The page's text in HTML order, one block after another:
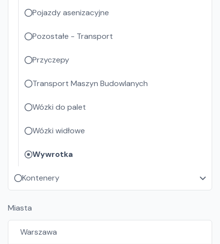
Pojazdy asenizacyjne
Pozostałe - Transport
Przyczepy
Transport Maszyn Budowlanych
Wózki do palet
Wózki widłowe
Wywrotka
Kontenery
Miasta
Warszawa